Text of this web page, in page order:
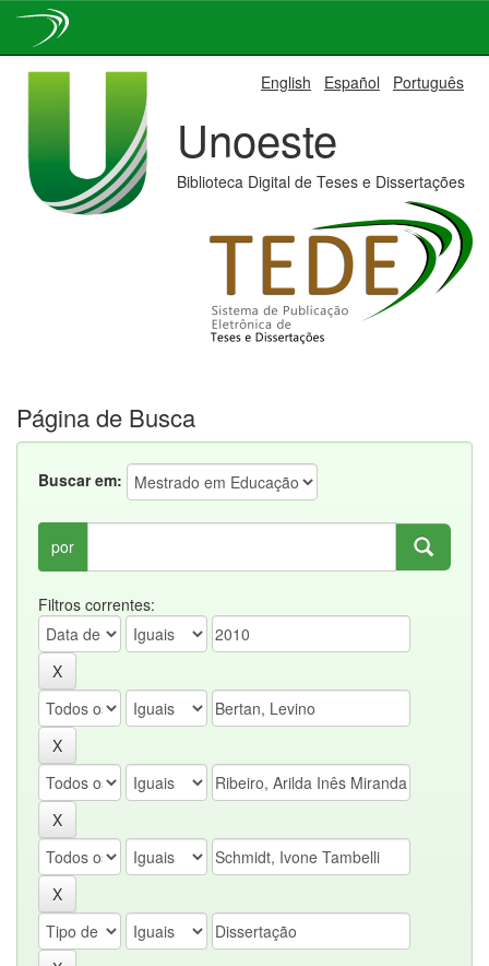
English Español Português
Unoeste
Biblioteca Digital de Teses e Dissertações
Página de Busca
Buscar em:
por
Filtros correntes: